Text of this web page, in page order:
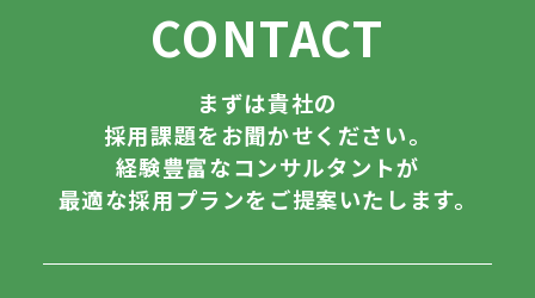
CONTACT
まずは貴社の
採用課題をお聞かせください。
経験豊富なコンサルタントが
最適な採用プランをご提案いたします。